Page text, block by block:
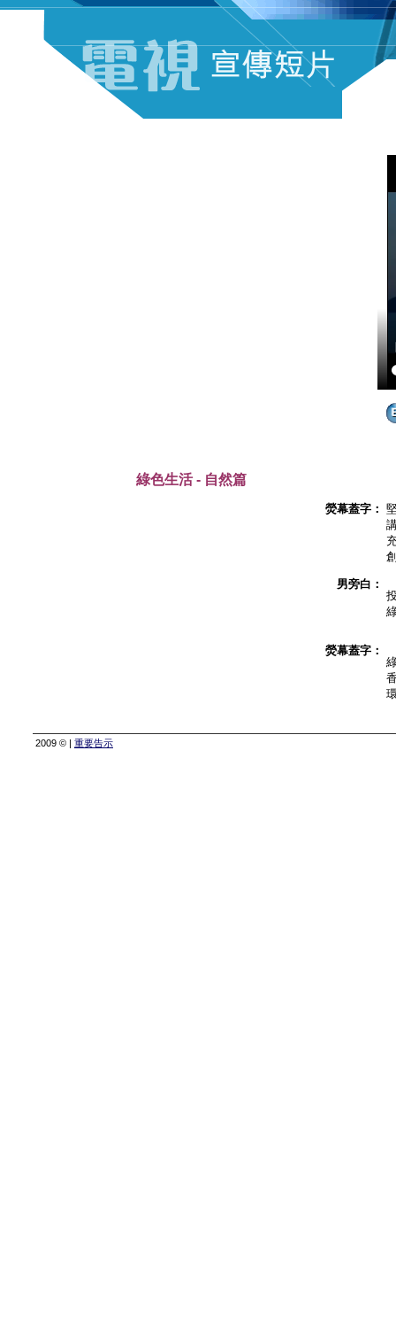
綠色生活 - 自然篇
熒幕蓋字：
男旁白：
熒幕蓋字：
2009 © | 重要告示